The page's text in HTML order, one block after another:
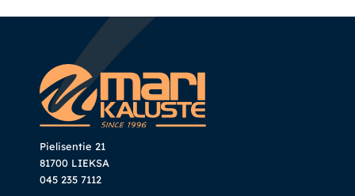
Pielisentie 21
81700 LIEKSA
045 235 7112